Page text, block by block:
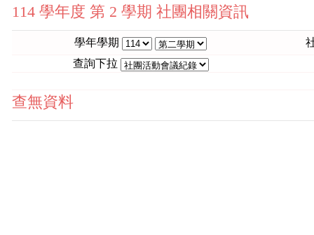
114 學年度 第 2 學期 社團相關資訊
學年學期
查詢下拉
查無資料